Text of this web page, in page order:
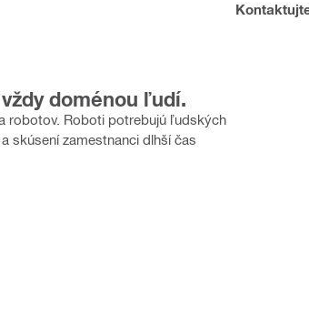
doménou ľudí.
robotov. Roboti potrebujú ľudských
skúsení zamestnanci dlhší čas